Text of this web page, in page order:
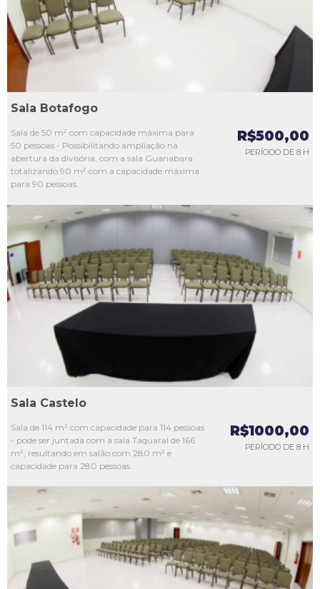
Sala Botafogo
Sala de 50 m² com capacidade máxima para
50 pessoas - Possibilitando ampliação na
abertura da divisória, com a sala Guanabara
totalizando 90 m² com a capacidade máxima
para 90 pessoas.
R$500,00
PERÍODO DE 8 H
L2
L3
L4
Sala Castelo
Sala de 114 m² com capacidade para 114 pessoas
- pode ser juntada com a sala Taquaral de 166
m², resultando em salão com 280 m² e
capacidade para 280 pessoas.
R$1000,00
PERÍODO DE 8 H
L3
L4